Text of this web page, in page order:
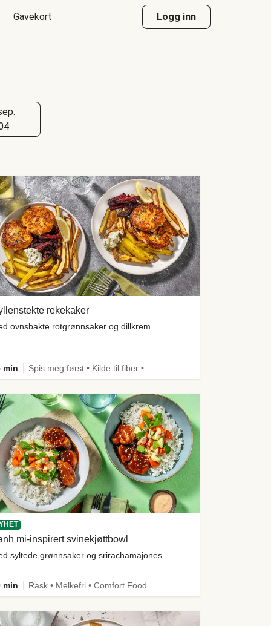
Gavekort Logg inn
rekekaker
ovnsbakte rotgrønnsaker og dillkrem
min
mi-inspirert svinekjøttbowl
syltede grønnsaker og srirachamajones
min Rask • Melkefri • Comfort Food